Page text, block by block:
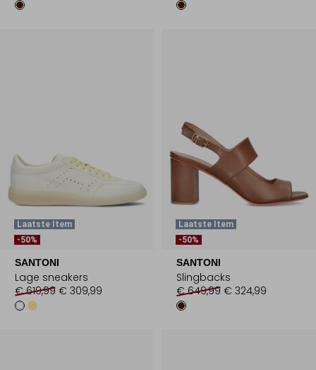
Laatste Item
-50%
SANTONI
Lage sneakers
€ 619,99 € 309,99
Laatste Item
-50%
SANTONI
Slingbacks
€ 649,99 € 324,99